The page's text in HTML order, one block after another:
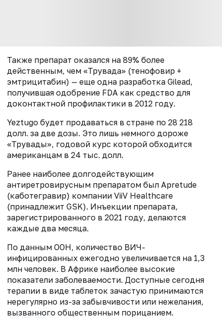
Также препарат оказался на 89% более
действенным, чем «Трувада» (тенофовир +
эмтрицитабин) — еще одна разработка Gilead,
получившая одобрение FDA как средство для
доконтактной профилактики в 2012 году.
Yeztugo будет продаваться в стране по 28 218
долл. за две дозы. Это лишь немного дороже
«Трувады», годовой курс которой обходится
американцам в 24 тыс. долл.
Ранее наиболее долгодействующим
антиретровирусным препаратом был Apretude
(каботегравир) компании ViiV Healthcare
(принадлежит GSK). Инъекции препарата,
зарегистрированного в 2021 году, делаются
каждые два месяца.
По данным ООН, количество ВИЧ-
инфицированных ежегодно увеличивается на 1,3
млн человек. В Африке наиболее высокие
показатели заболеваемости. Доступные сегодня
терапии в виде таблеток зачастую принимаются
нерегулярно из-за забывчивости или нежелания,
вызванного общественным порицанием.